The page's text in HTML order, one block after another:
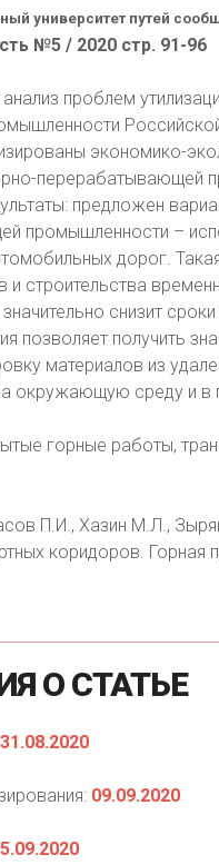
университет путей
№5 / 2020 стр. 91-96
проблем
экономико-
перерабатывающей
предложен
промышленности –
дорог.
и строительства
снизит
позволяет получить
материалов из
окружающую среду и в
горные работы,
П.И., Хазин М.Л.,
коридоров.
О СТАТЬЕ
31.08.2020
09.09.2020